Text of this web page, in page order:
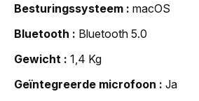
Besturingssysteem
macOS
Bluetooth
Bluetooth 5.0
Gewicht
1,4 Kg
Geïntegreerde microfoon
Ja